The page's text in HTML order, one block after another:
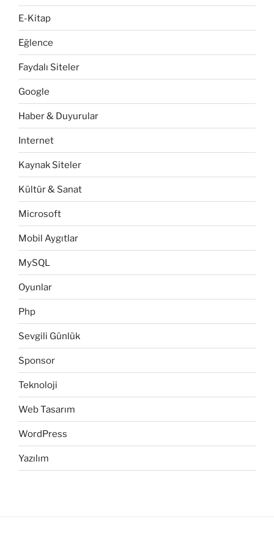
E-Kitap
Eğlence
Faydalı Siteler
Google
Haber & Duyurular
Internet
Kaynak Siteler
Kültür & Sanat
Microsoft
Mobil Aygıtlar
MySQL
Oyunlar
Php
Sevgili Günlük
Sponsor
Teknoloji
Web Tasarım
WordPress
Yazılım